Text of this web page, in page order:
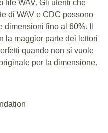
file WAV. Gli utenti che
di WAV e CDC possono
fino al 60%. Il
la maggior parte dei lettori
quando non si vuole
per la dimensione.